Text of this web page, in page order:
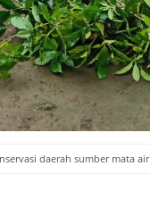
daerah sumber mata air